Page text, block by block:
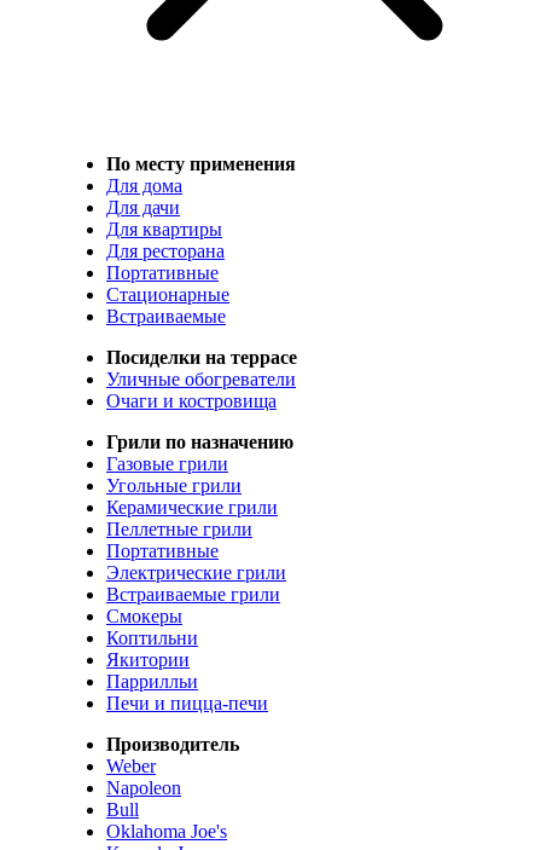
По месту применения
Для дома
Для дачи
Для квартиры
Для ресторана
Портативные
Стационарные
Встраиваемые
Посиделки на террасе
Уличные обогреватели
Очаги и костровища
Грили по назначению
Газовые грили
Угольные грили
Керамические грили
Пеллетные грили
Портативные
Электрические грили
Встраиваемые грили
Смокеры
Коптильни
Якитории
Паррилльи
Печи и пицца-печи
Производитель
Weber
Napoleon
Bull
Oklahoma Joe's